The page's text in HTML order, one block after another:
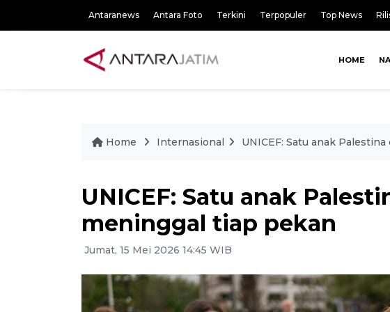
Antaranews Antara Foto Terkini Terpopuler Top News
HOME
Home Internasional UNICEF: Satu anak
UNICEF: Satu anak
meninggal tiap pekan
Jumat, 15 Mei 2026 14:45 WIB